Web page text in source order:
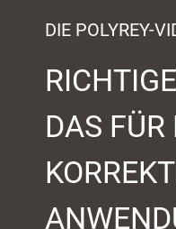
DIE POLYREY-
DAS FÜR